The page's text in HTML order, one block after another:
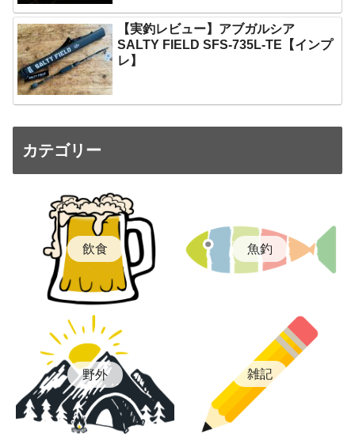
【実釣レビュー】アブガルシア
SALTY FIELD SFS-735L-TE【インプ
レ】
カテゴリー
飲食 魚釣
野外 雑記